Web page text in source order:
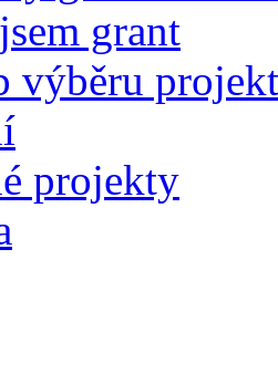
grant
výběru
projekty